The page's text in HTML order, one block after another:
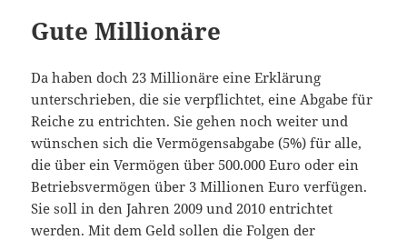
Gute Millionäre
Da haben doch 23 Millionäre eine Erklärung
unterschrieben, die sie verpflichtet, eine Abgabe für
Reiche zu entrichten. Sie gehen noch weiter und
wünschen sich die Vermögensabgabe (5%) für alle,
die über ein Vermögen über 500.000 Euro oder ein
Betriebsvermögen über 3 Millionen Euro verfügen.
Sie soll in den Jahren 2009 und 2010 entrichtet
werden. Mit dem Geld sollen die Folgen der